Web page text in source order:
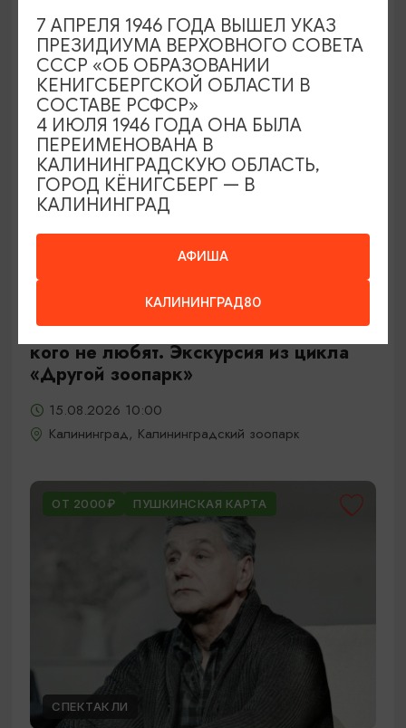
ОТ 500₽
Тайны панциря и чешуи или о тех,
кого не любят. Экскурсия из цикла
«Другой зоопарк»
15.08.2026 10:00
Калининград, Калининградский зоопарк
ОТ 2000₽ ПУШКИНСКАЯ КАРТА
СПЕКТАКЛИ
АФИША
КАЛИНИНГРАД80
7 АПРЕЛЯ 1946 ГОДА ВЫШЕЛ УКАЗ
ПРЕЗИДИУМА ВЕРХОВНОГО СОВЕТА
СССР «ОБ ОБРАЗОВАНИИ
КЕНИГСБЕРГСКОЙ ОБЛАСТИ В
СОСТАВЕ РСФСР»
4 ИЮЛЯ 1946 ГОДА ОНА БЫЛА
ПЕРЕИМЕНОВАНА В
КАЛИНИНГРАДСКУЮ ОБЛАСТЬ,
ГОРОД КЁНИГСБЕРГ — В
КАЛИНИНГРАД